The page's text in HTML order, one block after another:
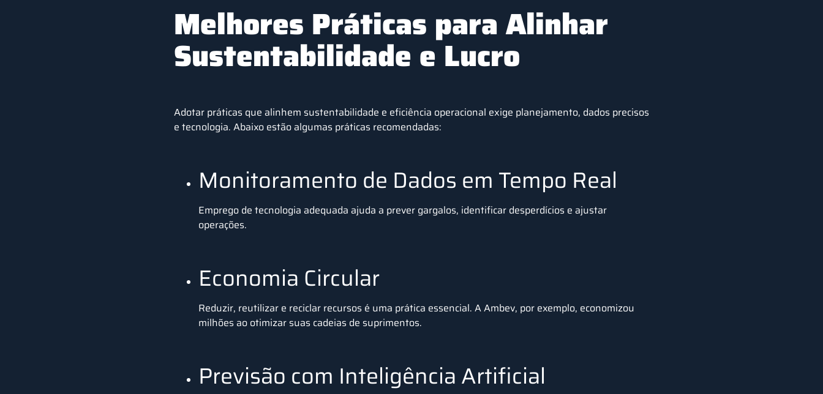
Melhores Práticas para Alinhar
Sustentabilidade e Lucro
Adotar práticas que alinhem sustentabilidade e eficiência operacional exige planejamento, dados precisos
e tecnologia. Abaixo estão algumas práticas recomendadas:
Monitoramento de Dados em Tempo Real
Emprego de tecnologia adequada ajuda a prever gargalos, identificar desperdícios e ajustar
operações.
Economia Circular
Reduzir, reutilizar e reciclar recursos é uma prática essencial. A Ambev, por exemplo, economizou
milhões ao otimizar suas cadeias de suprimentos.
Previsão com Inteligência Artificial